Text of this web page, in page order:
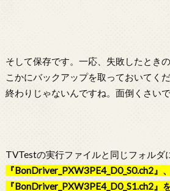
そして保存です。一応、失敗したとき
こかにバックアップを取っておいてく
終わりじゃないんですね。面倒くさいで
TVTestの実行ファイルと同じフォルダ
『BonDriver_PXW3PE4_D0_S0.ch2』、
『BonDriver_PXW3PE4_D0_S1.ch2』